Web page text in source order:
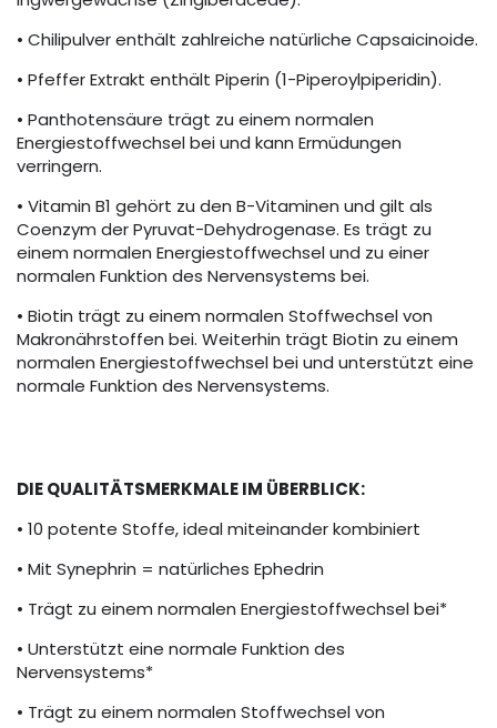
• Chilipulver enthält zahlreiche natürliche Capsaicinoide.
• Pfeffer Extrakt enthält Piperin (1-Piperoylpiperidin).
• Panthotensäure trägt zu einem normalen
Energiestoffwechsel bei und kann Ermüdungen
verringern.
• Vitamin B1 gehört zu den B-Vitaminen und gilt als
Coenzym der Pyruvat-Dehydrogenase. Es trägt zu
einem normalen Energiestoffwechsel und zu einer
normalen Funktion des Nervensystems bei.
• Biotin trägt zu einem normalen Stoffwechsel von
Makronährstoffen bei. Weiterhin trägt Biotin zu einem
normalen Energiestoffwechsel bei und unterstützt eine
normale Funktion des Nervensystems.
DIE QUALITÄTSMERKMALE IM ÜBERBLICK:
• 10 potente Stoffe, ideal miteinander kombiniert
• Mit Synephrin = natürliches Ephedrin
• Trägt zu einem normalen Energiestoffwechsel bei*
• Unterstützt eine normale Funktion des
Nervensystems*
• Trägt zu einem normalen Stoffwechsel von